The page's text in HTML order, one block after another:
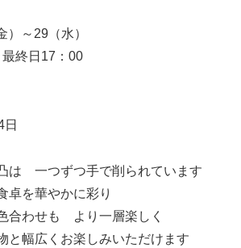
）～29（水）
終日17：00
は 一つずつ手で削られています
を華やかに彩り
合わせも より一層楽しく
幅広くお楽しみいただけます